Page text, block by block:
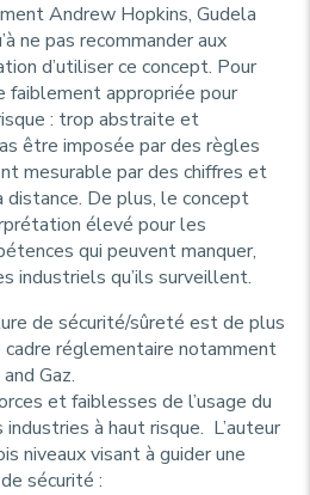
Andrew Hopkins, Gudela
ne pas recommander aux
d’utiliser ce concept. Pour
faiblement appropriée pour
: trop abstraite et
être imposée par des règles
mesurable par des chiffres et
distance. De plus, le concept
élevé pour les
qui peuvent manquer,
industriels qu’ils surveillent.
de sécurité/sûreté est de plus
réglementaire notamment
Gaz.
et faiblesses de l’usage du
à haut risque. L’auteur
niveaux visant à guider une
sécurité :